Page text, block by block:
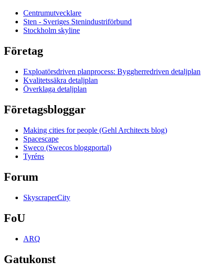
Centrumutvecklare
Sten - Sveriges Stenindustriförbund
Stockholm skyline
Företag
Exploatörsdriven planprocess: Byggherredriven detaljplan
Kvalitetssäkra detaljplan
Överklaga detaljplan
Företagsbloggar
Making cities for people (Gehl Architects blog)
Spacescape
Sweco (Swecos bloggportal)
Tyréns
Forum
SkyscraperCity
FoU
ARQ
Gatukonst